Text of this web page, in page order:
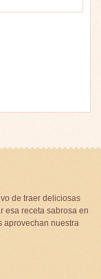
de traer deliciosas
esa receta sabrosa en
aprovechan nuestra